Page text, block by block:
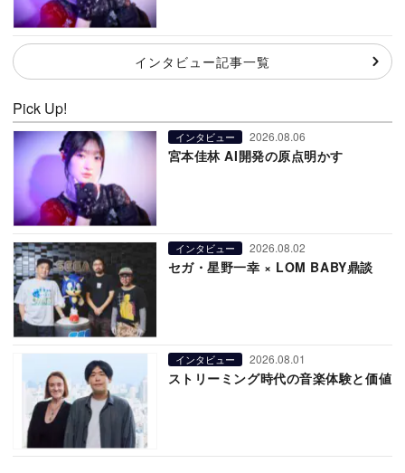
インタビュー記事一覧
Pick Up!
インタビュー 2026.08.06
宮本佳林 AI開発の原点明かす
インタビュー 2026.08.02
セガ・星野一幸 × LOM BABY鼎談
インタビュー 2026.08.01
ストリーミング時代の音楽体験と価値